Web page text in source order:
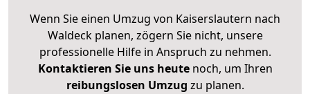
Wenn Sie einen Umzug von Kaiserslautern nach
Waldeck planen, zögern Sie nicht, unsere
professionelle Hilfe in Anspruch zu nehmen.
Kontaktieren Sie uns heutenoch, um Ihren
reibungslosen Umzug zu planen.